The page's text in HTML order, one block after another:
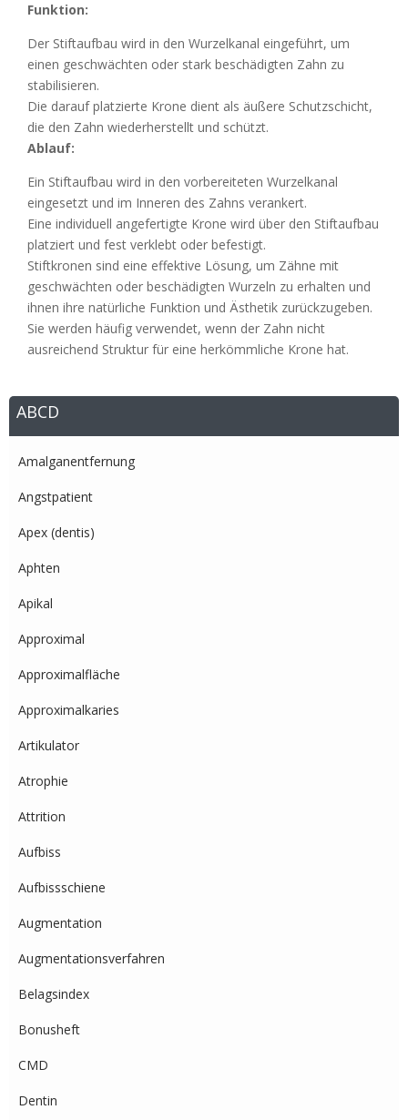
ABCD
Amalganentfernung
Angstpatient
Apex (dentis)
Aphten
Apikal
Approximal
Approximalfläche
Approximalkaries
Artikulator
Atrophie
Attrition
Aufbiss
Aufbissschiene
Augmentation
Augmentationsverfahren
Belagsindex
Bonusheft
CMD
Dentin
Funktion:
Der Stiftaufbau wird in den Wurzelkanal eingeführt, um
einen geschwächten oder stark beschädigten Zahn zu
stabilisieren.
Die darauf platzierte Krone dient als äußere Schutzschicht,
die den Zahn wiederherstellt und schützt.
Ablauf:
Ein Stiftaufbau wird in den vorbereiteten Wurzelkanal
eingesetzt und im Inneren des Zahns verankert.
Eine individuell angefertigte Krone wird über den Stiftaufbau
platziert und fest verklebt oder befestigt.
Stiftkronen sind eine effektive Lösung, um Zähne mit
geschwächten oder beschädigten Wurzeln zu erhalten und
ihnen ihre natürliche Funktion und Ästhetik zurückzugeben.
Sie werden häufig verwendet, wenn der Zahn nicht
ausreichend Struktur für eine herkömmliche Krone hat.